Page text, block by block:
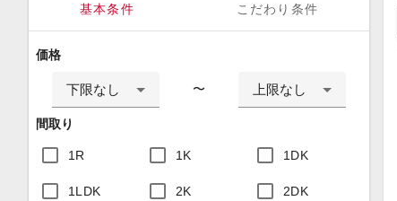
基本条件 こだわり条件
価格
下限なし 〜 上限なし
間取り
1R 1K 1DK
1LDK 2K 2DK